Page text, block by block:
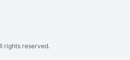
rights reserved.